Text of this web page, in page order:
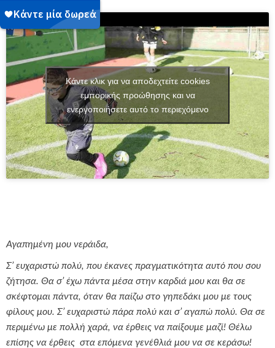
Κάντε κλικ για να αποδεχτείτε cookies
εμπορικής προώθησης και να
ενεργοποιήσετε αυτό το περιεχόμενο
Αγαπημένη μου νεράιδα,
Σ’ ευχαριστώ πολύ, που έκανες πραγματικότητα αυτό που σου
ζήτησα. Θα σ’ έχω πάντα μέσα στην καρδιά μου και θα σε
σκέφτομαι πάντα, όταν θα παίζω στο γηπεδάκι μου με τους
φίλους μου. Σ’ ευχαριστώ πάρα πολύ και σ’ αγαπώ πολύ. Θα σε
περιμένω με πολλή χαρά, να έρθεις να παίξουμε μαζί! Θέλω
επίσης να έρθεις στα επόμενα γενέθλιά μου να σε κεράσω!